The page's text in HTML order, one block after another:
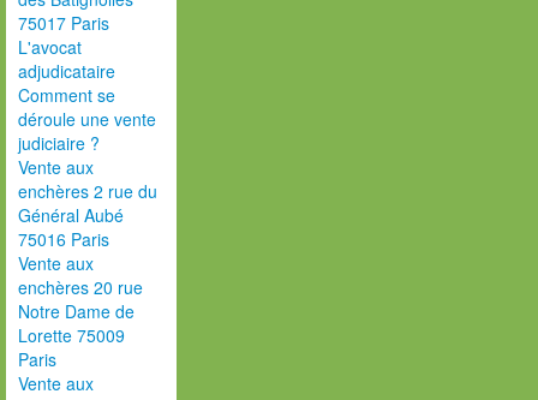
75017 Paris
L'avocat
adjudicataire
Comment se
déroule une vente
judiciaire ?
Vente aux
enchères 2 rue du
Général Aubé
75016 Paris
Vente aux
enchères 20 rue
Notre Dame de
Lorette 75009
Paris
Vente aux